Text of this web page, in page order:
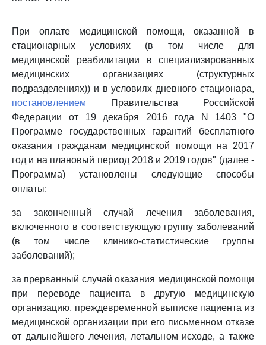
При оплате медицинской помощи, оказанной в
стационарных условиях (в том числе для
медицинской реабилитации в специализированных
медицинских организациях (структурных
подразделениях)) и в условиях дневного стационара,
постановлением Правительства Российской
Федерации от 19 декабря 2016 года N 1403 "О
Программе государственных гарантий бесплатного
оказания гражданам медицинской помощи на 2017
год и на плановый период 2018 и 2019 годов" (далее -
Программа) установлены следующие способы
оплаты:
за законченный случай лечения заболевания,
включенного в соответствующую группу заболеваний
(в том числе клинико-статистические группы
заболеваний);
за прерванный случай оказания медицинской помощи
при переводе пациента в другую медицинскую
организацию, преждевременной выписке пациента из
медицинской организации при его письменном отказе
от дальнейшего лечения, летальном исходе, а также